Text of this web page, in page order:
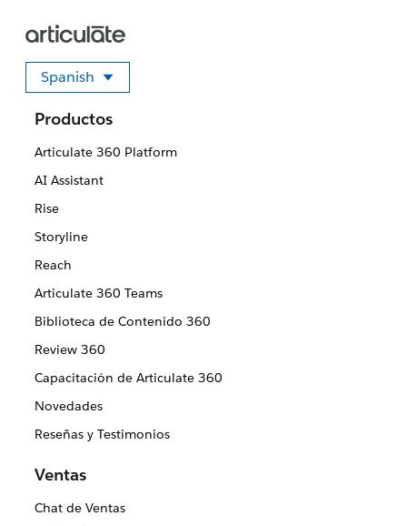
Spanish
Seleccione su idioma
Productos
Articulate 360 Platform
AI Assistant
Rise
Storyline
Reach
Articulate 360 Teams
Biblioteca de Contenido 360
Review 360
Capacitación de Articulate 360
Novedades
Reseñas y Testimonios
Ventas
Chat de Ventas